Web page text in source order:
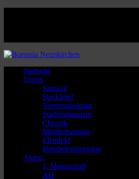
Startseite
Verein
Satzung
Steckbrief
Vereinsspielplan
Stadionmagazin
Chronik
Mitgliedsantrag
Ellenfeld
Platzbelegungsplan
Aktive
1. Mannschaft
AH